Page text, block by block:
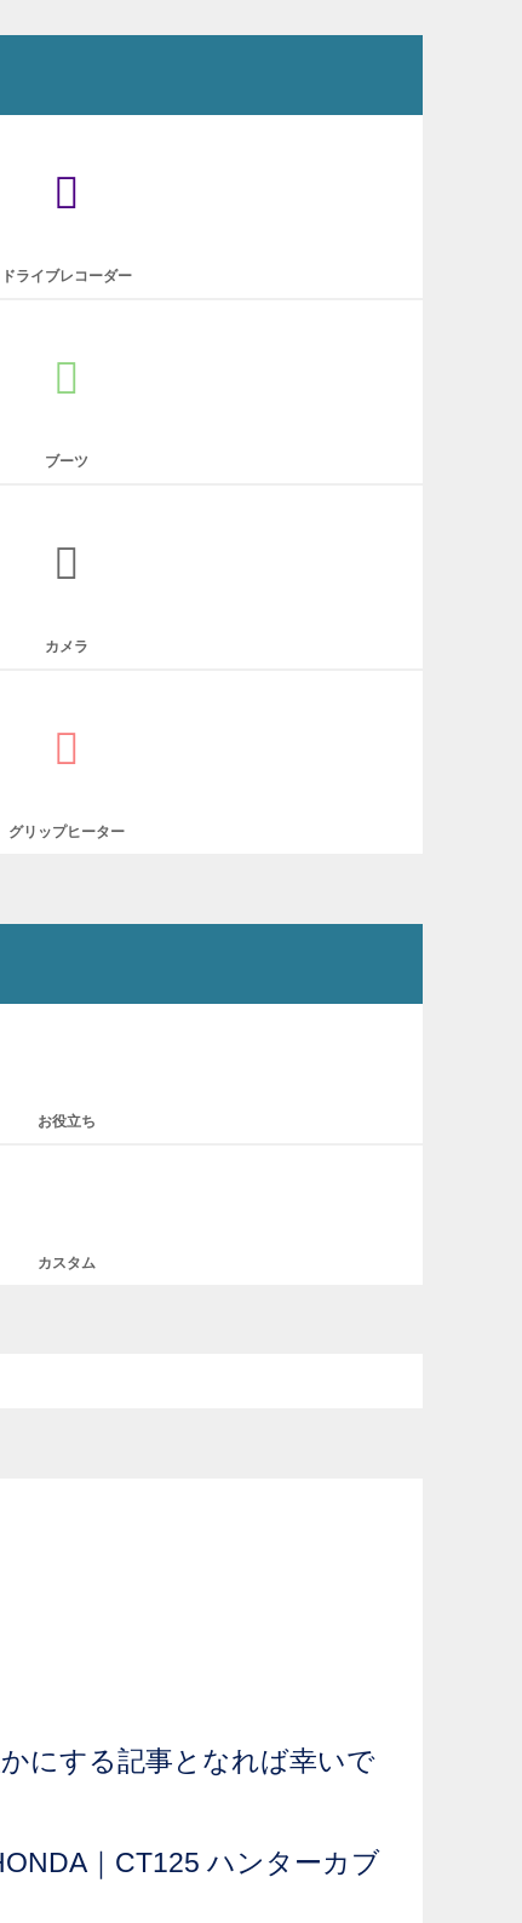
ドライブレコーダー
ブーツ
カメラ
グリップヒーター
お役立ち
カスタム
にする記事となれば幸いで
｜CT125 ハンターカブ